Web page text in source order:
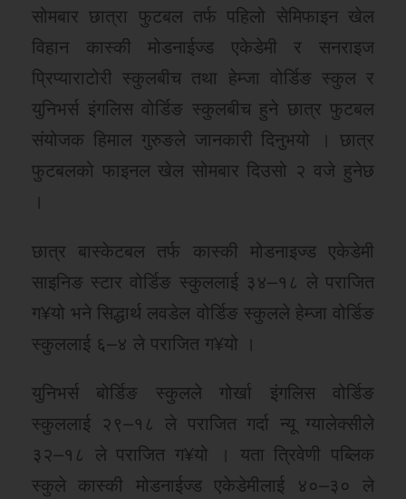
सोमबार छात्रा फुटबल तर्फ पहिलो सेमिफाइन खेल
विहान कास्की मोडनाईज्ड एकेडेमी र सनराइज
प्रिप्याराटोरी स्कुलबीच तथा हेम्जा वोर्डिङ स्कुल र
युनिभर्स इंगलिस वोर्डिङ स्कुलबीच हुने छात्र फुटबल
संयोजक हिमाल गुरुङले जानकारी दिनुभयो । छात्र
फुटबलको फाइनल खेल सोमबार दिउसो २ वजे हुनेछ
।
छात्र बास्केटबल तर्फ कास्की मोडनाइज्ड एकेडेमी
साइनिङ स्टार वोर्डिङ स्कुललाई ३४–१८ ले पराजित
ग¥यो भने सिद्धार्थ लवडेल वोर्डिङ स्कुलले हेम्जा वोर्डिङ
स्कुललाई ६–४ ले पराजित ग¥यो ।
युनिभर्स बोर्डिङ स्कुलले गोर्खा इंगलिस वोर्डिङ
स्कुललाई २९–१८ ले पराजित गर्दा न्यू ग्यालेक्सीले
३२–१८ ले पराजित ग¥यो । यता त्रिवेणी पब्लिक
स्कुले कास्की मोडनाईज्ड एकेडेमीलाई ४०–३० ले